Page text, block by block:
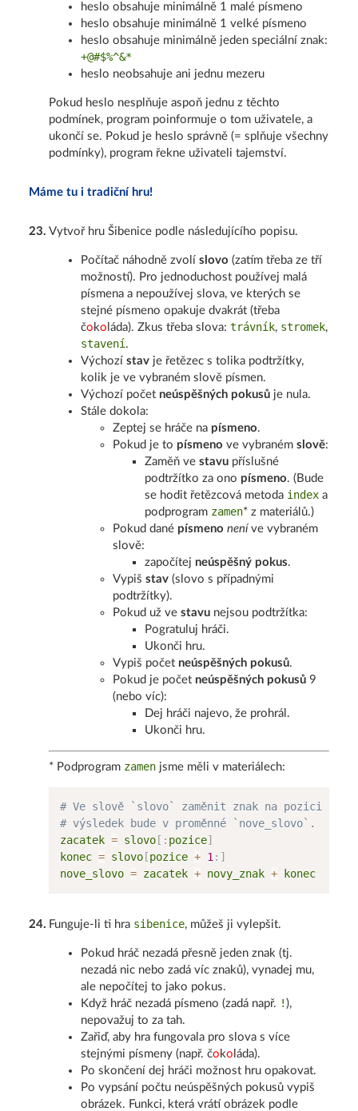
heslo obsahuje minimálně 1 malé písmeno
heslo obsahuje minimálně 1 velké písmeno
heslo obsahuje minimálně jeden speciální znak:
+@#$%^&*
heslo neobsahuje ani jednu mezeru
Pokud heslo nesplňuje aspoň jednu z těchto
podmínek, program poinformuje o tom uživatele, a
ukončí se. Pokud je heslo správně (= splňuje všechny
podmínky), program řekne uživateli tajemství.
Máme tu i tradiční hru!
23. Vytvoř hru Šibenice podle následujícího popisu.
Počítač náhodně zvolíslovo (zatím třeba ze tří
možností). Pro jednoduchost používej malá
písmena a nepoužívej slova, ve kterých se
stejné písmeno opakuje dvakrát (třeba
čo ko láda). Zkus třeba slova:trávník, stromek,
stavení .
Výchozístav je řetězec s tolika podtržítky,
kolik je ve vybraném slově písmen.
Výchozí počet neúspěšných pokusů je nula.
Stále dokola:
Zeptej se hráče na písmeno.
Pokud je to písmeno ve vybranémslově:
Zaměň vestavu příslušné
podtržítko za ono písmeno. (Bude
se hodit řetězcová metoda index a
podprogram zamen* z materiálů.)
Pokud dané písmeno neníve vybraném
slově:
započítej neúspěšný pokus.
Vypišstav (slovo s případnými
podtržítky).
Pokud už vestavu nejsou podtržítka:
Pogratuluj hráči.
Ukonči hru.
Vypiš počet neúspěšných pokusů.
Pokud je počet neúspěšných pokusů 9
(nebo víc):
Dej hráči najevo, že prohrál.
Ukonči hru.
* Podprogram zamen jsme měli v materiálech:
# Ve slově `slovo` zaměnit znak na pozici
# výsledek bude v proměnné `nove_slovo`.
zacatek = slovo [ : pozice]
konec = slovo [pozice + 1 : ]
nove_slovo = zacatek + novy_znak +
24. Funguje-li ti hra sibenice, můžeš ji vylepšit.
Pokud hráč nezadá přesně jeden znak (tj.
nezadá nic nebo zadá víc znaků), vynadej mu,
ale nepočítej to jako pokus.
Když hráč nezadá písmeno (zadá např. !),
nepovažuj to za tah.
Zařiď, aby hra fungovala pro slova s více
stejnými písmeny (např. čo ko láda).
Po skončení dej hráči možnost hru opakovat.
Po vypsání počtu neúspěšných pokusů vypiš
obrázek. Funkci, která vrátí obrázek podle